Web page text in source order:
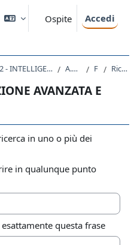
Ospite Accedi
SM32 - INTELLIGENZA ARTIFICIALE E DATA ANALYTICS A.A. 2022 - 2023 Forum Ricerca avanzata
AVANZATA E
in uno o più dei
in qualunque punto
questa frase